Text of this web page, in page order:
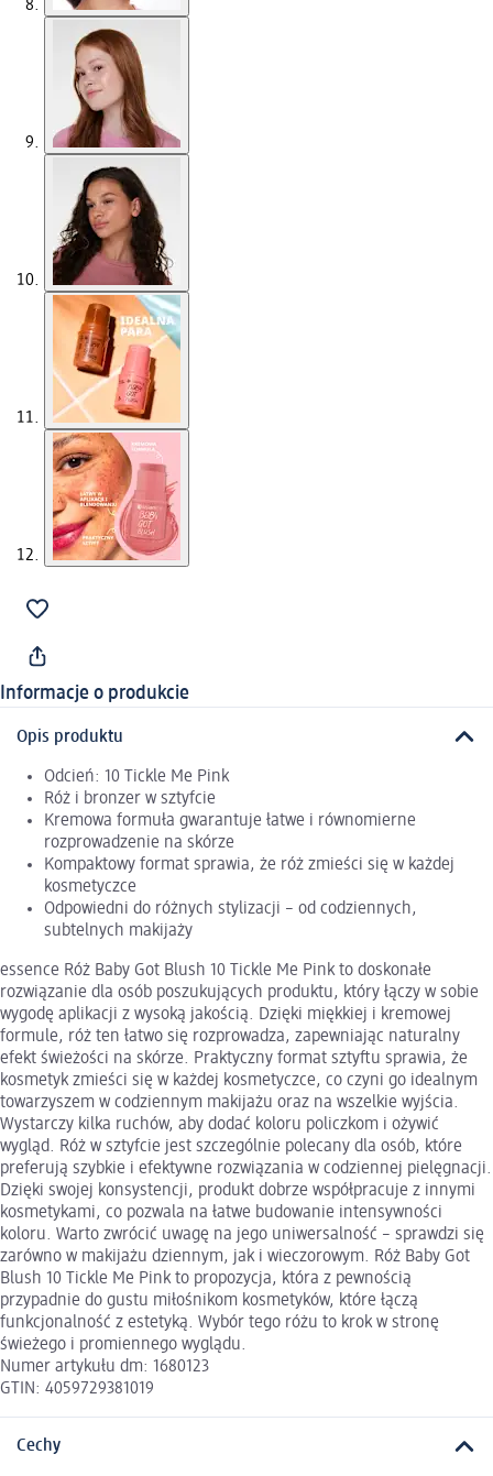
Informacje o produkcie
Opis produktu
Odcień: 10 Tickle Me Pink
Róż i bronzer w sztyfcie
Kremowa formuła gwarantuje łatwe i równomierne
rozprowadzenie na skórze
Kompaktowy format sprawia, że róż zmieści się w każdej
kosmetyczce
Odpowiedni do różnych stylizacji – od codziennych,
subtelnych makijaży
essence Róż Baby Got Blush 10 Tickle Me Pink to doskonałe
rozwiązanie dla osób poszukujących produktu, który łączy w sobie
wygodę aplikacji z wysoką jakością. Dzięki miękkiej i kremowej
formule, róż ten łatwo się rozprowadza, zapewniając naturalny
efekt świeżości na skórze. Praktyczny format sztyftu sprawia, że
kosmetyk zmieści się w każdej kosmetyczce, co czyni go idealnym
towarzyszem w codziennym makijażu oraz na wszelkie wyjścia.
Wystarczy kilka ruchów, aby dodać koloru policzkom i ożywić
wygląd. Róż w sztyfcie jest szczególnie polecany dla osób, które
preferują szybkie i efektywne rozwiązania w codziennej pielęgnacji.
Dzięki swojej konsystencji, produkt dobrze współpracuje z innymi
kosmetykami, co pozwala na łatwe budowanie intensywności
koloru. Warto zwrócić uwagę na jego uniwersalność – sprawdzi się
zarówno w makijażu dziennym, jak i wieczorowym. Róż Baby Got
Blush 10 Tickle Me Pink to propozycja, która z pewnością
przypadnie do gustu miłośnikom kosmetyków, które łączą
funkcjonalność z estetyką. Wybór tego różu to krok w stronę
świeżego i promiennego wyglądu.
Numer artykułu dm: 1680123
GTIN: 4059729381019
Cechy